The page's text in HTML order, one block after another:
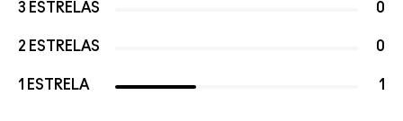
3 ESTRELAS 0
2 ESTRELAS 0
1 ESTRELA 1